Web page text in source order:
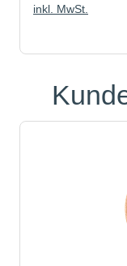
inkl. MwSt.
Produktgalerie